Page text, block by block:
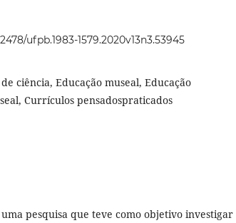
ufpb.1983-1579.2020v13n3.53945
ciência, Educação museal, Educação
Currículos pensadospraticados
pesquisa que teve como objetivo investigar